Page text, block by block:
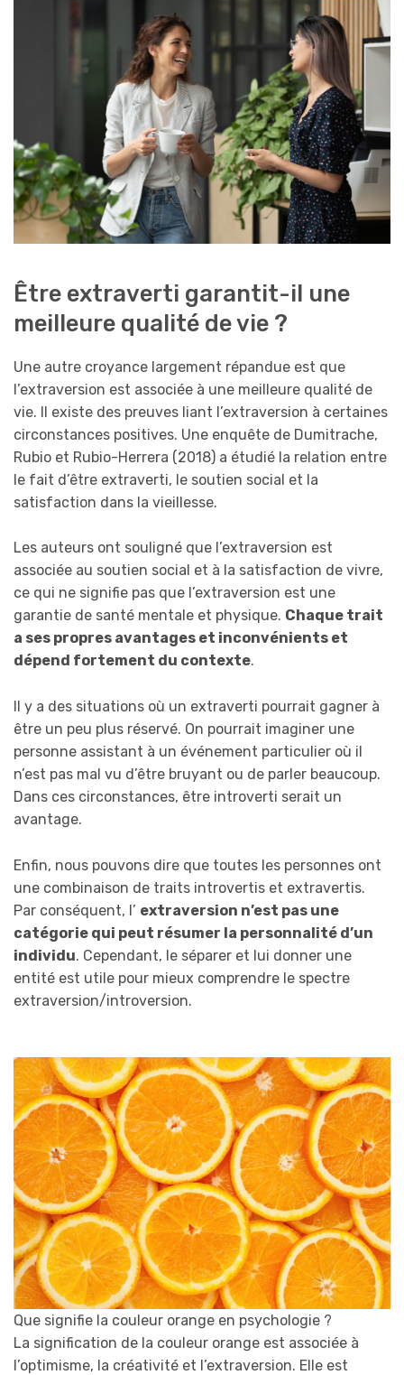
Être extraverti garantit-il une
meilleure qualité de vie ?
Une autre croyance largement répandue est que
l’extraversion est associée à une meilleure qualité de
vie. Il existe des preuves liant l’extraversion à certaines
circonstances positives. Une enquête de Dumitrache,
Rubio et Rubio-Herrera (2018) a étudié la relation entre
le fait d’être extraverti, le soutien social et la
satisfaction dans la vieillesse.
Les auteurs ont souligné que l’extraversion est
associée au soutien social et à la satisfaction de vivre,
ce qui ne signifie pas que l’extraversion est une
garantie de santé mentale et physique. Chaque trait
a ses propres avantages et inconvénients et
dépend fortement du contexte.
Il y a des situations où un extraverti pourrait gagner à
être un peu plus réservé. On pourrait imaginer une
personne assistant à un événement particulier où il
n’est pas mal vu d’être bruyant ou de parler beaucoup.
Dans ces circonstances, être introverti serait un
avantage.
Enfin, nous pouvons dire que toutes les personnes ont
une combinaison de traits introvertis et extravertis.
Par conséquent, l’ extraversion n’est pas une
catégorie qui peut résumer la personnalité d’un
individu. Cependant, le séparer et lui donner une
entité est utile pour mieux comprendre le spectre
extraversion/introversion.
Que signifie la couleur orange en psychologie ?
La signification de la couleur orange est associée à
l’optimisme, la créativité et l’extraversion. Elle est